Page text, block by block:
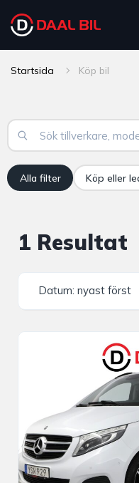
Startsida Köp bil
Alla filter Köp eller
1 Resultat
Datum: nyast först